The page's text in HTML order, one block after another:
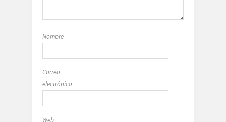
Nombre
Correo
electrónico
Web